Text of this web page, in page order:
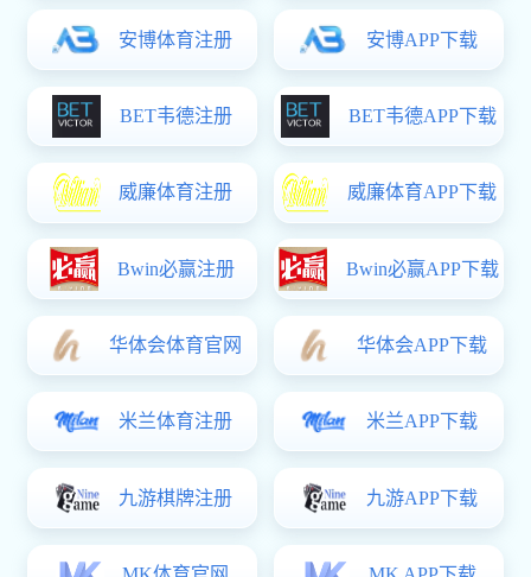
Protein & Cell官方宣传片发布。ㄖ泄蒲Пㄉ缰谱鳎